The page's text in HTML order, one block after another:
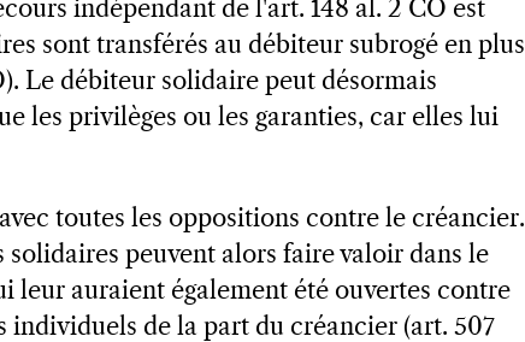
indépendant de l'art. 148 al. 2 CO est
sont transférés au débiteur subrogé en plus
Le débiteur solidaire peut désormais
les privilèges ou les garanties, car elles lui
toutes les oppositions contre le créancier.
solidaires peuvent alors faire valoir dans le
leur auraient également été ouvertes contre
individuels de la part du créancier (art. 507